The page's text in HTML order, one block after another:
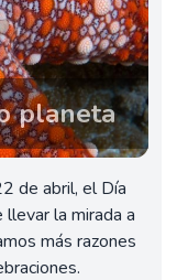
planeta
de abril, el Día
llevar la mirada a
más razones